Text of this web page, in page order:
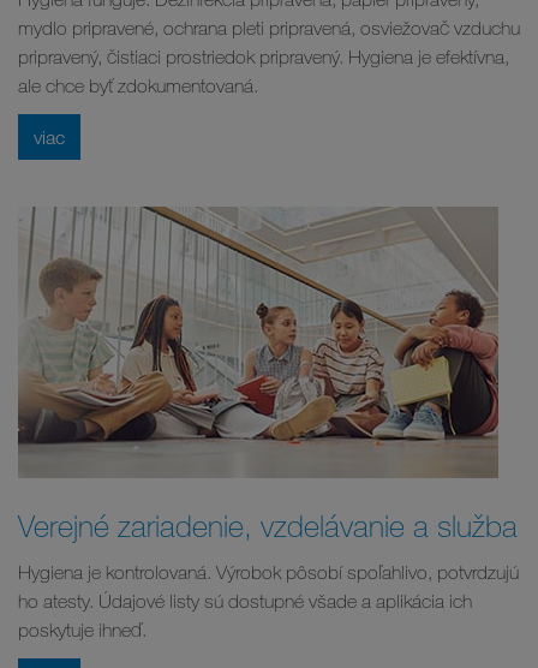
mydlo pripravené, ochrana pleti pripravená, osviežovač vzduchu
pripravený, čistiaci prostriedok pripravený. Hygiena je efektívna,
ale chce byť zdokumentovaná.
viac
Verejné zariadenie, vzdelávanie a služba
Hygiena je kontrolovaná. Výrobok pôsobí spoľahlivo, potvrdzujú
ho atesty. Údajové listy sú dostupné všade a aplikácia ich
poskytuje ihneď.